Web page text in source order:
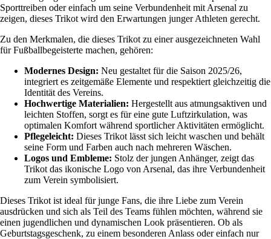
Sporttreiben oder einfach um seine Verbundenheit mit Arsenal zu
zeigen, dieses Trikot wird den Erwartungen junger Athleten gerecht.
Zu den Merkmalen, die dieses Trikot zu einer ausgezeichneten Wahl
für Fußballbegeisterte machen, gehören:
Modernes Design: Neu gestaltet für die Saison 2025/26,
integriert es zeitgemäße Elemente und respektiert gleichzeitig die
Identität des Vereins.
Hochwertige Materialien: Hergestellt aus atmungsaktiven und
leichten Stoffen, sorgt es für eine gute Luftzirkulation, was
optimalen Komfort während sportlicher Aktivitäten ermöglicht.
Pflegeleicht: Dieses Trikot lässt sich leicht waschen und behält
seine Form und Farben auch nach mehreren Wäschen.
Logos und Embleme: Stolz der jungen Anhänger, zeigt das
Trikot das ikonische Logo von Arsenal, das ihre Verbundenheit
zum Verein symbolisiert.
Dieses Trikot ist ideal für junge Fans, die ihre Liebe zum Verein
ausdrücken und sich als Teil des Teams fühlen möchten, während sie
einen jugendlichen und dynamischen Look präsentieren. Ob als
Geburtstagsgeschenk, zu einem besonderen Anlass oder einfach nur